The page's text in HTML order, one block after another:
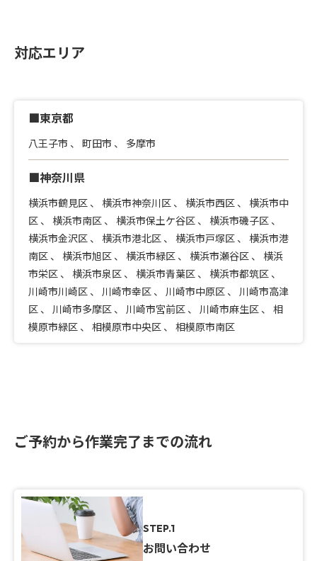
対応エリア
■東京都
八王子市 、 町田市 、 多摩市
■神奈川県
横浜市鶴見区 、 横浜市神奈川区 、 横浜市西区 、 横浜市中
区 、 横浜市南区 、 横浜市保土ケ谷区 、 横浜市磯子区 、
横浜市金沢区 、 横浜市港北区 、 横浜市戸塚区 、 横浜市港
南区 、 横浜市旭区 、 横浜市緑区 、 横浜市瀬谷区 、 横浜
市栄区 、 横浜市泉区 、 横浜市青葉区 、 横浜市都筑区 、
川崎市川崎区 、 川崎市幸区 、 川崎市中原区 、 川崎市高津
区 、 川崎市多摩区 、 川崎市宮前区 、 川崎市麻生区 、 相
模原市緑区 、 相模原市中央区 、 相模原市南区
ご予約から作業完了までの流れ
STEP.1
お問い合わせ